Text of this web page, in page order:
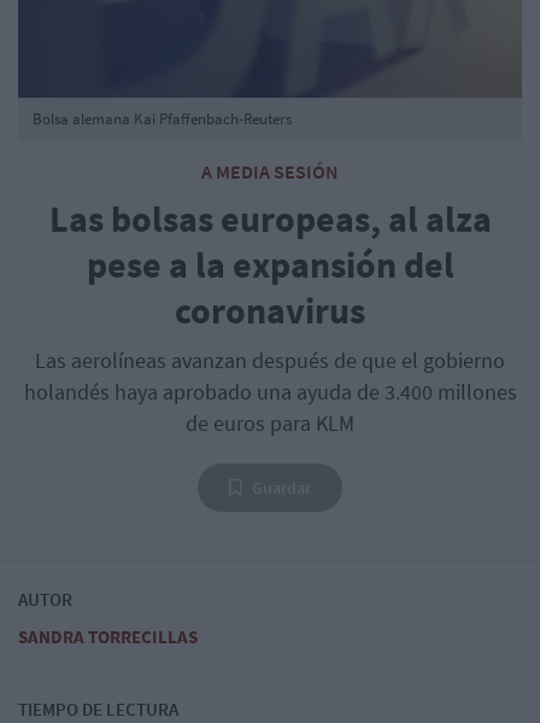
A MEDIA SESIÓN
Las bolsas europeas, al alza
pese a la expansión del
coronavirus
Las aerolíneas avanzan después de que el gobierno
holandés haya aprobado una ayuda de 3.400 millones
de euros para KLM
Bolsa alemana Kai Pfaffenbach-Reuters
AUTOR
SANDRA TORRECILLAS
TIEMPO DE LECTURA